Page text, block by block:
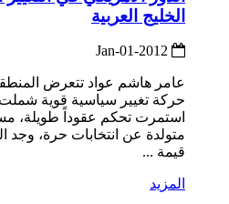
الخليج العربية
عامر هاشم عواد تتعرض
حركة تغيير سياسية قوية شملت
استمرت تحكم عقوداً طويلة،
متولدة عن انتخابات حرة، وجد
قيمة ...
المزيد